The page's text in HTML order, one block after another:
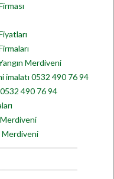
Merdiveni
imalatı 0532 490 76 94
0532 490 76 94
Merdiveni
Merdiveni